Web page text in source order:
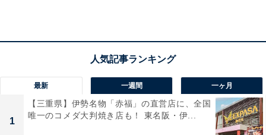
しい海景とともに、非日常の癒しを味わいたい人におす
最新 一週間 一ヶ月
1
【三重県】伊勢名物「赤福」の直営店に、全国
唯一のコメダ大判焼き店も！ 東名阪・伊...